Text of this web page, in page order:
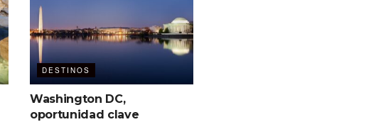
DESTINOS
Washington DC,
oportunidad clave